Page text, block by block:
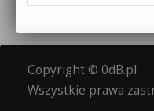
Copyright © 0dB.pl
Wszystkie prawa